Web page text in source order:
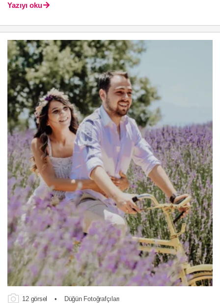
Yazıyı oku
12 görsel • Düğün Fotoğrafçıları